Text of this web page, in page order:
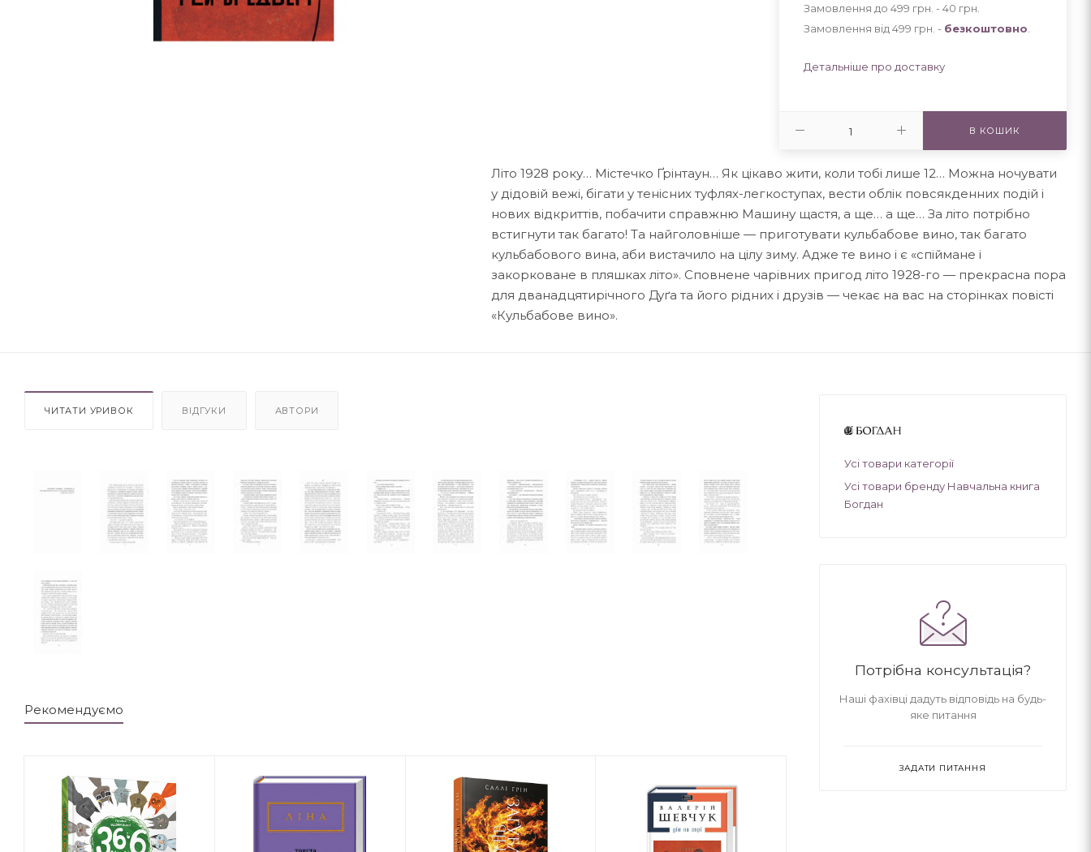
Замовлення до 499 грн. - 40 грн
Замовлення від 499 грн. - безкоштовно
Детальніше про доставку
В КОШИК
Літо 1928 року… Містечко Ґрінтаун… Як цікаво жити, коли тобі лише 12… Можна ночувати
у дідовій вежі, бігати у тенісних туфлях-легкоступах, вести облік повсякденних подій і
нових відкриттів, побачити справжню Машину щастя, а ще… а ще… За літо потрібно
встигнути так багато! Та найголовніше — приготувати кульбабове вино, так багато
кульбабового вина, аби вистачило на цілу зиму. Адже те вино і є «спіймане і
закорковане в пляшках літо». Сповнене чарівних пригод літо 1928-го — прекрасна пора
для дванадцятирічного Дуґа та його рідних і друзів — чекає на вас на сторінках повісті
«Кульбабове вино».
ЧИТАТИ УРИВОК ВІДГУКИ АВТОРИ
Рекомендуємо
Усі товари категорії
Усі товари бренду Навчальна книга
Богдан
Потрібна консультація?
Наші фахівці дадуть відповідь на будь-
яке питання
ЗАДАТИ ПИТАННЯ